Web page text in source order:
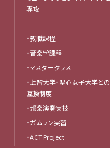
専攻
・教職課程
・音楽学課程
・マスタークラス
・上智大学・聖心女子大学と
互換制度
・邦楽演奏実技
・ガムラン実習
・ACT Project